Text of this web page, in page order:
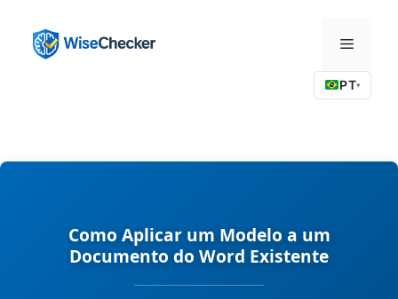
Menu
PT▾
Como Aplicar um Modelo a um
Documento do Word Existente